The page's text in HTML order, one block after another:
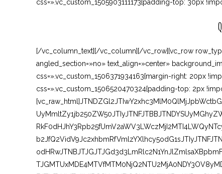
css=».vc_custom_1505903111173{padding-top: 30px
[/vc_column_text][/vc_column][/vc_row][vc_row
angled_section=»no» text_align=»center»
css=».vc_custom_1506371934163{margin-right: 20px
css=».vc_custom_1506520470324{padding-top: 2px